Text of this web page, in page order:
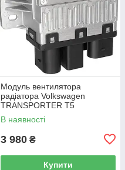
Модуль вентилятора
радіатора Volkswagen
TRANSPORTER T5
Фургон 03-15 7H0919506D
В наявності
3 980 ₴
Купити